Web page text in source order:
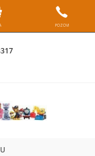
POZOVI